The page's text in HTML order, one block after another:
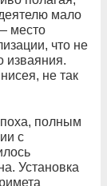
мало
место
что не
изваяния.
не так
полным
с
Установка